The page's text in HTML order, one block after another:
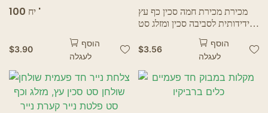
100 יח '
$3.90
הוסף
לעגלה
מכירת מכירת חמה סכין כף עץ
ידידותית לסביבה סכין ומזלג סט
$3.56
הוסף
לעגלה